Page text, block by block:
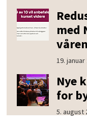
med
19. januar
Nye
for
5. august